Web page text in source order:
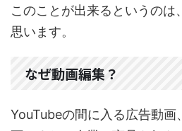
このことが出来るというのは
思います。
なぜ動画編集？
YouTubeの間に入る広告動画